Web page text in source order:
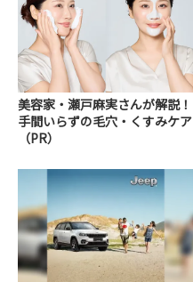
美容家・瀬戸麻実さんが解説！
手間いらずの毛穴・くすみケア
（PR）